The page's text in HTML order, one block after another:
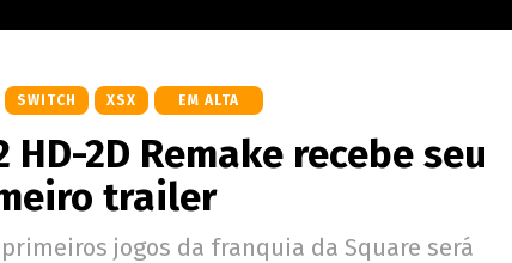
SWITCH XSX EM ALTA
HD-2D Remake recebe seu
trailer
jogos da franquia da Square será